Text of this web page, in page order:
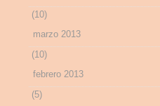
(10)
marzo 2013
(10)
febrero 2013
(5)